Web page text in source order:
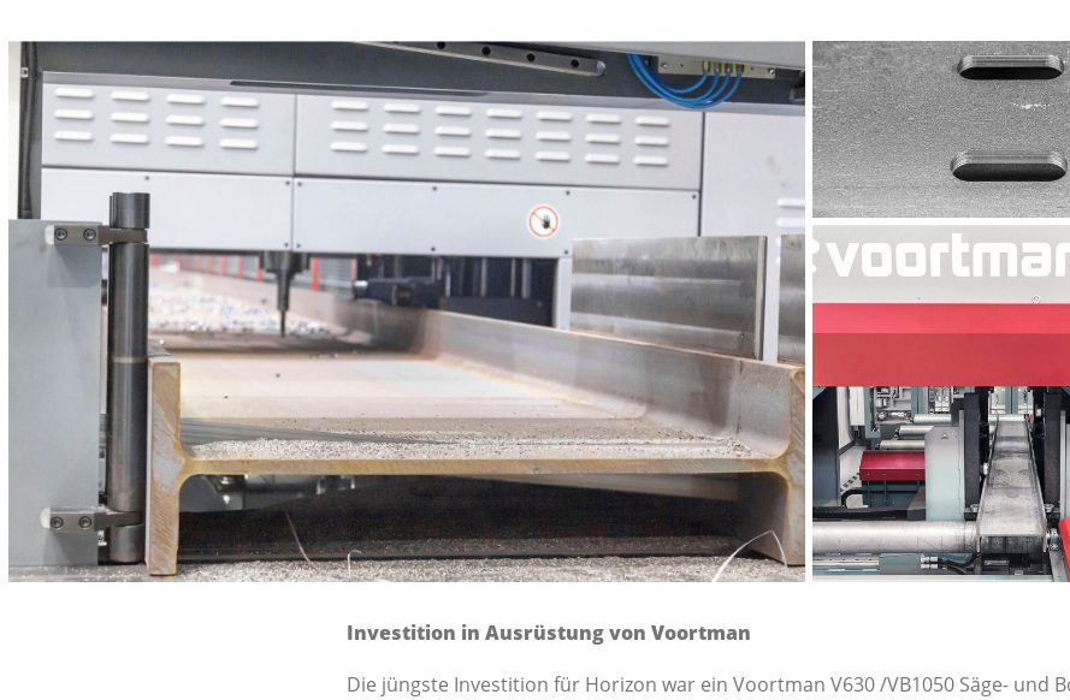
Investition in Ausrüstung von Voortman
Die jüngste Investition für Horizon war ein Voortman V630 /VB1050 Säge- und